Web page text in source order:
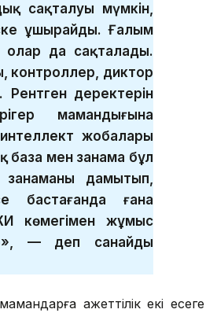
сақталуы мүмкін,
ұшырайды. Ғалым
да сақталады.
контроллер, диктор
Рентген деректерін
мамандығына
жобалары
база мен заңнама бұл
дамытып,
бастағанда ғана
көмегімен жұмыс
— деп санайды
қажеттілік екі есеге